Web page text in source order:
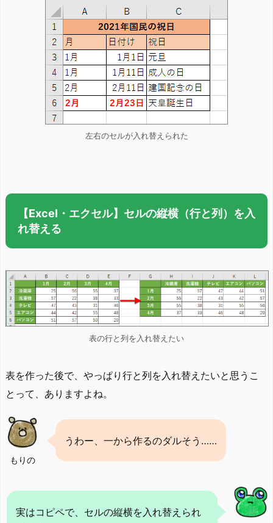
左右のセルが入れ替えられた
【Excel・エクセル】セルの縦横（行と列）を入
れ替える
表の行と列を入れ替えたい
表を作った後で、やっぱり行と列を入れ替えたいと思うこ
とって、ありますよね。
もりの
うわー、一から作るのダルそう……
実はコピペで、セルの縦横を入れ替えられ